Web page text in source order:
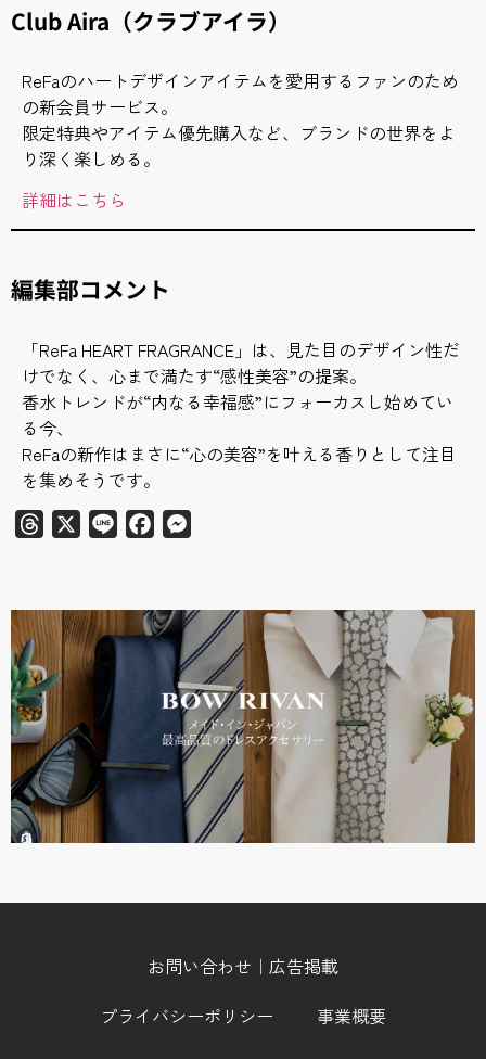
Club Aira（クラブアイラ）
ReFaのハートデザインアイテムを愛用するファンのため
の新会員サービス。
限定特典やアイテム優先購入など、ブランドの世界をよ
り深く楽しめる。
詳細はこちら
編集部コメント
「ReFa HEART FRAGRANCE」は、見た目のデザイン性だ
けでなく、心まで満たす“感性美容”の提案。
香水トレンドが“内なる幸福感”にフォーカスし始めてい
る今、
ReFaの新作はまさに“心の美容”を叶える香りとして注目
を集めそうです。
Threads
Line Facebook
お問い合わせ｜広告掲載
プライバシーポリシー
事業概要